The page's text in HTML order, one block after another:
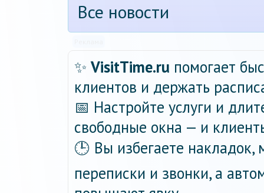
Все новости
✨ VisitTime.ru помогает
клиентов и держать
📅 Настройте услуги и
свободные окна — и
🕒 Вы избегаете
переписки и звонки, а